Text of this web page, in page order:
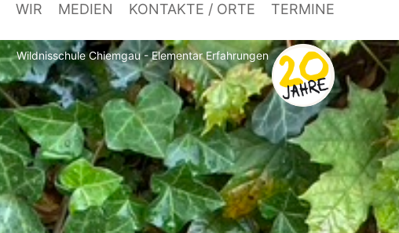
WIR MEDIEN KONTAKTE / ORTE TERMINE
Wildnisschule Chiemgau - Elementar Erfahrungen